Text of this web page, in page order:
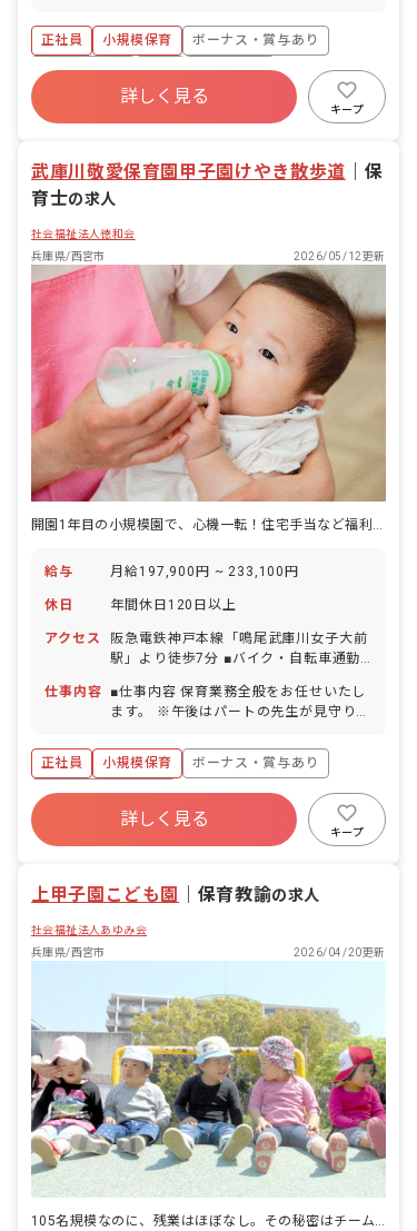
者への教育的なサポートやアドバイス 当
園では、子どもたちがのびのびと過ご
し、保育士がいきいきと活躍できる環境
を目指しています。 ■園児年齢層：0～2
正社員 小規模保育
ボーナス・賞与あり
社会保険完備
有給
退職金制度
昇給昇進あり
産休育休制度
詳しく見る
キープ
武庫川敬愛保育園甲子園けやき散歩道
保
育士の求人
社会福祉法人徳和会
兵庫県/西宮市
2026/05/12更新
開園1年目の小規模園で、心機一転！住宅手当など福利厚生も充実♪
給与 月給197,900円 ~ 233,100円
休日 年間休日120日以上
アクセス
阪急電鉄神戸本線「鳴尾武庫川女子大前
駅」より徒歩7分 ■バイク・自転車通勤
仕事内容
■仕事内容 保育業務全般をお任せいたし
ます。 ※午後はパートの先生が見守りし
ット記録の時間も確保できます。 ■保育
理念 「子どもたちの笑顔と未来のため
に」 安全に配慮した環境のもと、こども
たちの笑顔のため、そして豊かな感性を
育むため、深い愛情をもって接すること
操・リトミックや造形など、子どもたち
講師が子ども達と一緒に活動します。
正社員 小規模保育
ボーナス・賞与あり
年間休日120日以上
寮・住宅・家賃補助あり
社会保険完備
残業少なめ
詳しく見る
キープ
上甲子園こども園 保育教諭の求人
社会福祉法人あゆみ会
兵庫県/西宮市
2026/04/20更新
105名規模なのに、残業はほぼなし。その秘密はチームにある。